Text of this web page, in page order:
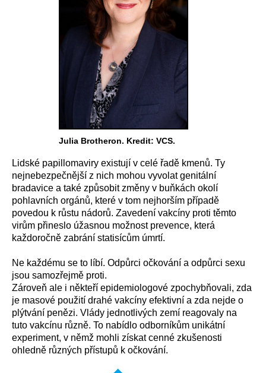
Julia Brotheron. Kredit: VCS.
Lidské papillomaviry existují v celé řadě kmenů. Ty
nejnebezpečnější z nich mohou vyvolat genitální
bradavice a také způsobit změny v buňkách okolí
pohlavních orgánů, které v tom nejhorším případě
povedou k růstu nádorů. Zavedení vakcíny proti těmto
virům přineslo úžasnou možnost prevence, která
každoročně zabrání statisícům úmrtí.
Ne každému se to líbí. Odpůrci očkování a odpůrci sexu
jsou samozřejmě proti.
Zároveň ale i někteří epidemiologové zpochybňovali, zda
je masové použití drahé vakcíny efektivní a zda nejde o
plýtvání penězi. Vlády jednotlivých zemí reagovaly na
tuto vakcínu různě. To nabídlo odborníkům unikátní
experiment, v němž mohli získat cenné zkušenosti
ohledně různých přístupů k očkování.